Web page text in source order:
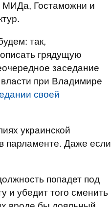
Гостаможни и
так,
грядущую
заседание
при Владимире
своей
украинской
парламенте. Даже если
попадет под
и убедит того сменить